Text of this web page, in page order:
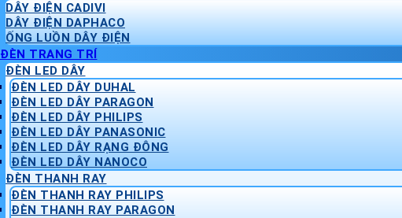
DÂY ĐIỆN CADIVI
DÂY ĐIỆN DAPHACO
ỐNG LUỒN DÂY ĐIỆN
ĐÈN TRANG TRÍ
ĐÈN LED DÂY
ĐÈN LED DÂY DUHAL
ĐÈN LED DÂY PARAGON
ĐÈN LED DÂY PHILIPS
ĐÈN LED DÂY PANASONIC
ĐÈN LED DÂY RẠNG ĐÔNG
ĐÈN LED DÂY NANOCO
ĐÈN THANH RAY
ĐÈN THANH RAY PHILIPS
ĐÈN THANH RAY PARAGON